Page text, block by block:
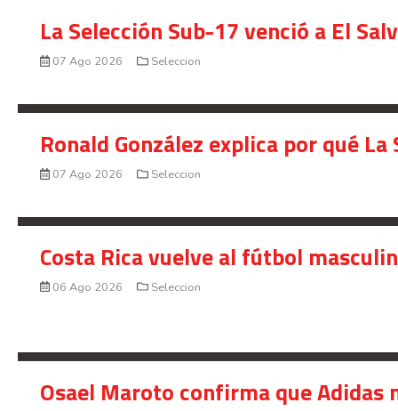
La Selección Sub-17 venció a El
07 Ago 2026 Seleccion
Ronald González explica por qué
07 Ago 2026 Seleccion
Costa Rica vuelve al fútbol
06 Ago 2026 Seleccion
Osael Maroto confirma que Adidas